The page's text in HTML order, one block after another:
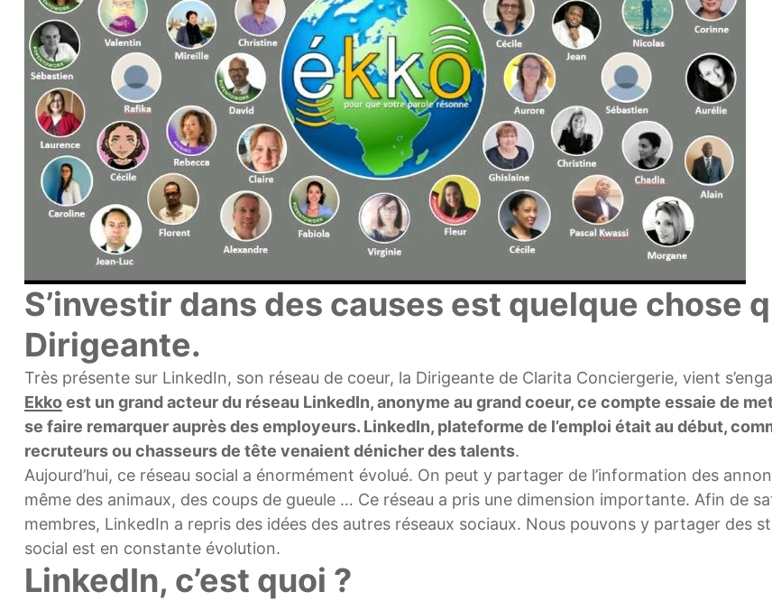
S’investir dans des causes est quelque chose
Dirigeante.
Très présente sur LinkedIn, son réseau de coeur, la Dirigeante de Clarita Conciergerie, vient
Ekkoest un grand acteur du réseau LinkedIn, anonyme au grand coeur, ce compte essaie de
se faire remarquer auprès des employeurs. LinkedIn, plateforme de l’emploi était au début,
recruteurs ou chasseurs de tête venaient dénicher des talents.
Aujourd’hui, ce réseau social a énormément évolué. On peut y partager de l’information des
même des animaux, des coups de gueule … Ce réseau a pris une dimension importante. Afin de
membres, LinkedIn a repris des idées des autres réseaux sociaux. Nous pouvons y partager des
social est en constante évolution.
LinkedIn, c’est quoi ?